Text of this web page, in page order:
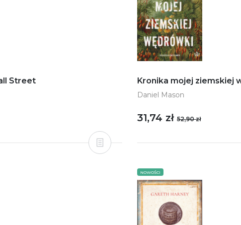
Street Kronika mojej ziemskiej
Daniel Mason
31,74 zł 52,90 zł
NOWOŚCI